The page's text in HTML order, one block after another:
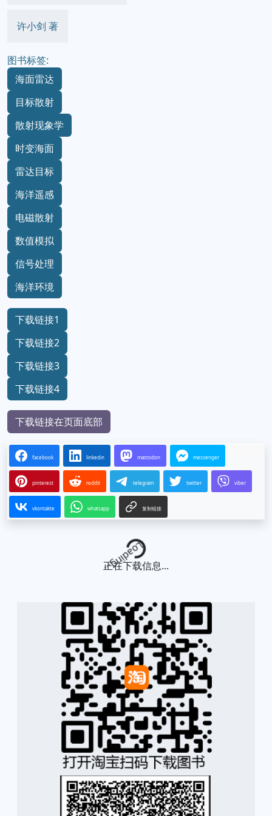
许小剑 著
图书标签:
海面雷达
目标散射
散射现象学
时变海面
雷达目标
海洋遥感
电磁散射
数值模拟
信号处理
海洋环境
下载链接1
下载链接2
下载链接3
下载链接4
下载链接在页面底部
facebook linkedin mastodon messenger
pinterest reddit telegram twitter viber
vkontakte whatsapp 复制链接
Loading...
正在下载信息...